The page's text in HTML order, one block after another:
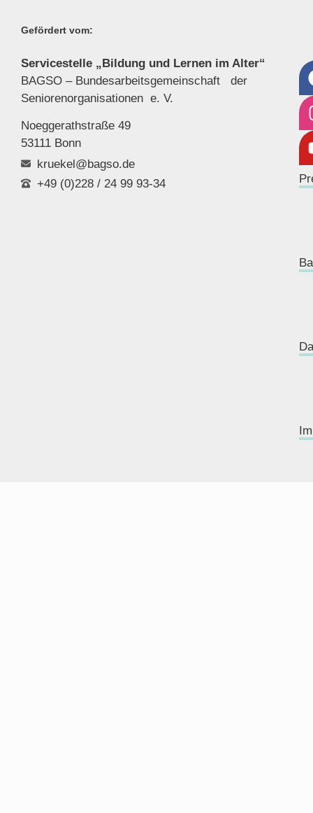
Gefördert vom:
Servicestelle „Bildung und Lernen im Alter“
BAGSO – Bundesarbeitsgemeinschaft der
Seniorenorganisationen e. V.
Noeggerathstraße 49
53111 Bonn
kruekel@bagso.de
+49 (0)228 / 24 99 93-34